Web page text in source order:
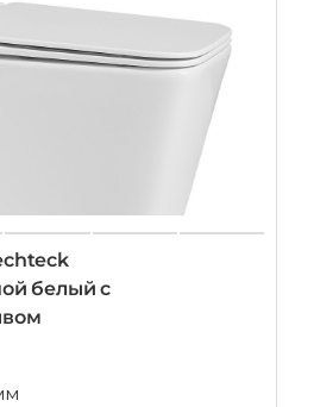
белый с